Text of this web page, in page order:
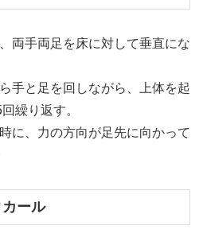
両手両足を床に対して垂直にな
手と足を回しながら、上体を起
繰り返す。
に、力の方向が足先に向かって
ール